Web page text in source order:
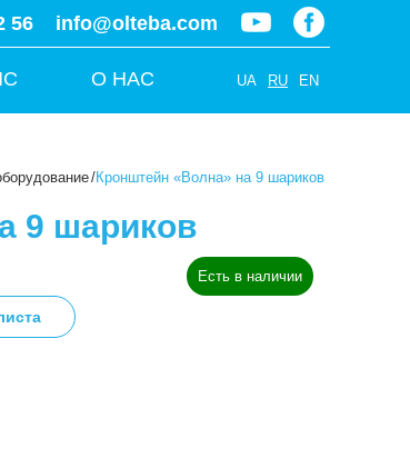
56 info@olteba.com
О НАС UA RU EN
/Кронштейн «Волна» на 9 шариков
9 шариков
Есть в наличии